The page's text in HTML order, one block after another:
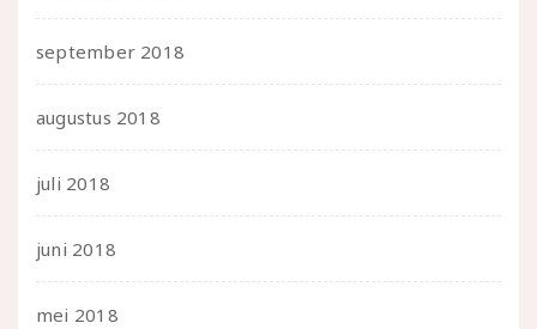
september 2018
augustus 2018
juli 2018
juni 2018
mei 2018